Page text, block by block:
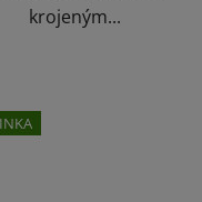
krojeným...